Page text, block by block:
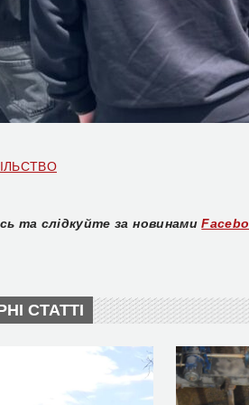
та слідкуйте за новинами
СТАТТІ